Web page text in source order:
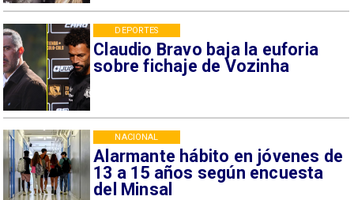
Claudio Bravo baja la euforia
sobre fichaje de Vozinha
DEPORTES
Alarmante hábito en jóvenes de
13 a 15 años según encuesta
del Minsal
NACIONAL